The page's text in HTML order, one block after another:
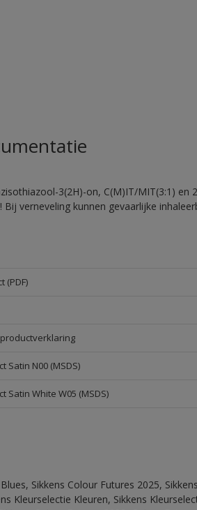
3(2H)-on, C(M)IT/MIT(3:1) en
verneveling kunnen gevaarlijke
(PDF)
Satin N00 (MSDS)
White W05 (MSDS)
Sikkens Colour Futures 2025,
Kleurselectie Kleuren, Sikkens